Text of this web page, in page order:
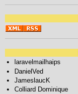
laravelmailhaips
DanielVed
JameslaucK
Colliard Dominique